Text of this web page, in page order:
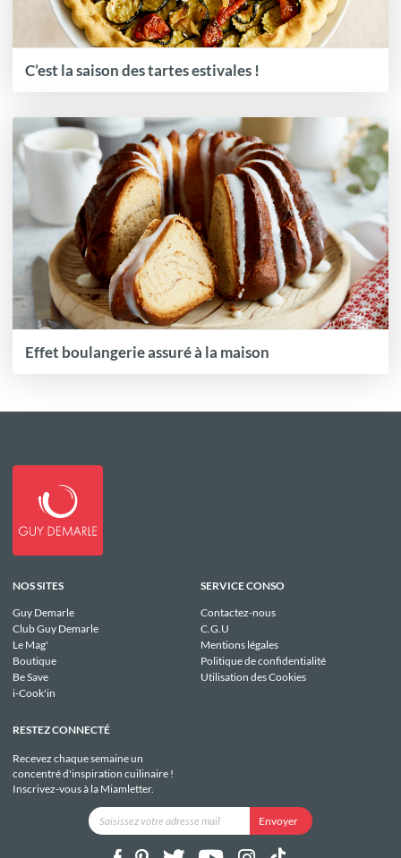
C’est la saison des tartes estivales !
Effet boulangerie assuré à la maison
NOS SITES
Guy Demarle
Club Guy Demarle
Le Mag'
Boutique
Be Save
i-Cook'in
SERVICE CONSO
Contactez-nous
C.G.U
Mentions légales
Politique de confidentialité
Utilisation des Cookies
RESTEZ CONNECTÉ
Recevez chaque semaine un
concentré d'inspiration cuilinaire !
Inscrivez-vous à la Miamletter.